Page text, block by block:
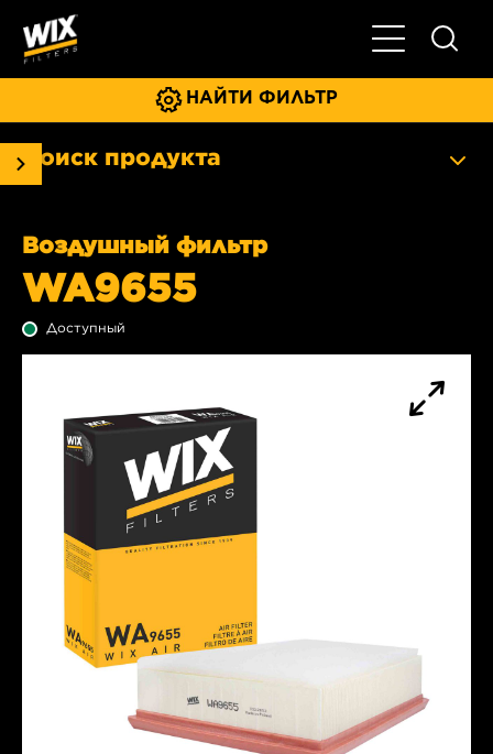
Главное
НАЙТИ ФИЛЬТР
Поиск продукта
Воздушный фильтр
WA9655
Доступный